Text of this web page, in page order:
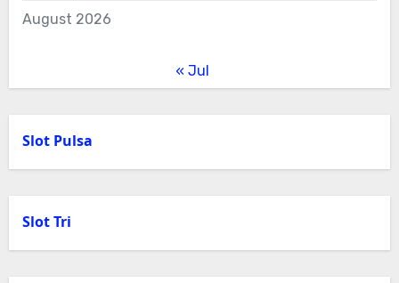
August 2026
« Jul
Slot Pulsa
Slot Tri